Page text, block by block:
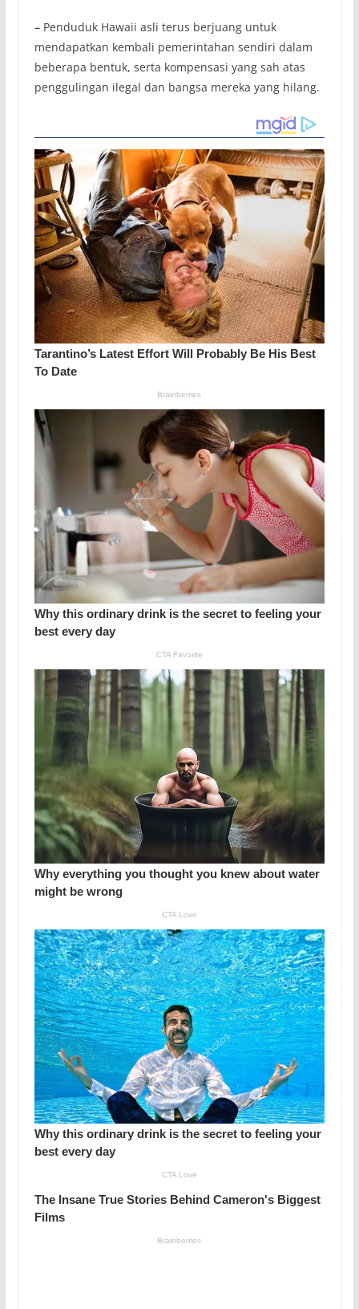
–Penduduk Hawaii asli terus berjuang untuk
mendapatkan kembali pemerintahan sendiri dalam
beberapa bentuk, serta kompensasi yang sah atas
penggulingan ilegal dan bangsa mereka yang hilang.